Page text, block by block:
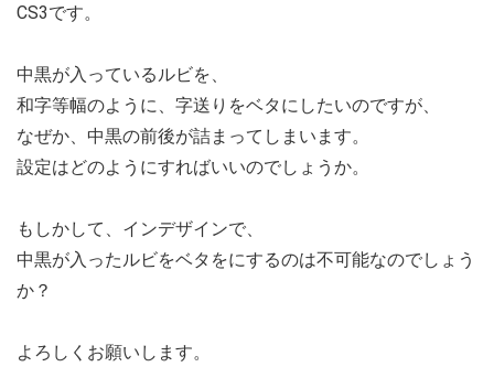
CS3です。
中黒が入っているルビを、
和字等幅のように、字送りをベタにしたいのですが、
なぜか、中黒の前後が詰まってしまいます。
設定はどのようにすればいいのでしょうか。
もしかして、インデザインで、
中黒が入ったルビをベタをにするのは不可能なのでしょう
か？
よろしくお願いします。